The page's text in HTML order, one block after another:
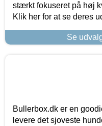
stærkt fokuseret på høj
Klik her for at se deres
Se
Bullerbox.dk er en
levere det sjoveste